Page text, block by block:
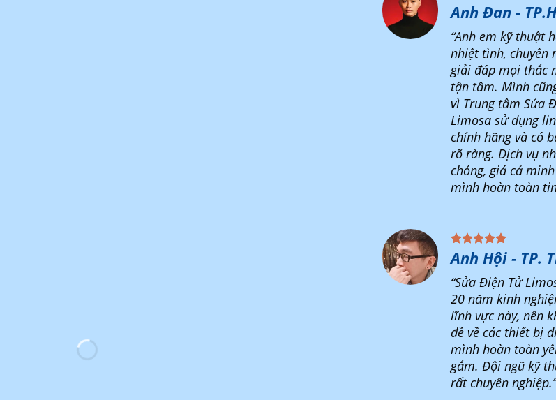
Anh Đan -
“Anh em kỹ thuật
nhiệt tình, chuyên
giải đáp mọi thắc
tận tâm. Mình
vì Trung tâm Sửa
Limosa sử dụng
chính hãng và có
rõ ràng. Dịch vụ
chóng, giá cả
mình hoàn toàn
Anh Hội - TP.
“Sửa Điện Tử
20 năm kinh
lĩnh vực này, nên
đề về các thiết bị
mình hoàn toàn
gắm. Đội ngũ kỹ
rất chuyên nghiệp.”